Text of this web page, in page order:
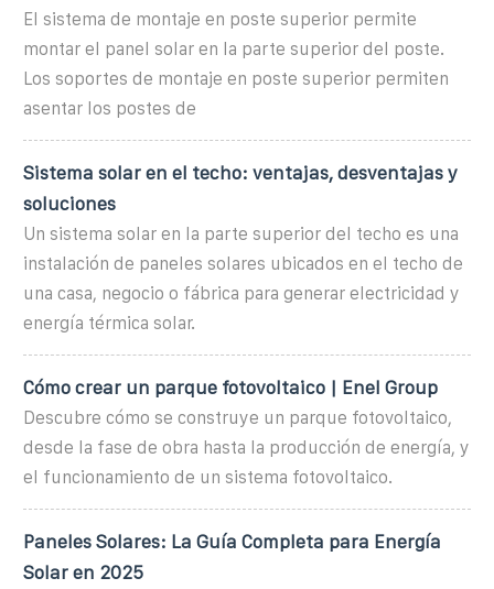
El sistema de montaje en poste superior permite
montar el panel solar en la parte superior del poste.
Los soportes de montaje en poste superior permiten
asentar los postes de
Sistema solar en el techo: ventajas, desventajas y
soluciones
Un sistema solar en la parte superior del techo es una
instalación de paneles solares ubicados en el techo de
una casa, negocio o fábrica para generar electricidad y
energía térmica solar.
Cómo crear un parque fotovoltaico | Enel Group
Descubre cómo se construye un parque fotovoltaico,
desde la fase de obra hasta la producción de energía, y
el funcionamiento de un sistema fotovoltaico.
Paneles Solares: La Guía Completa para Energía
Solar en 2025